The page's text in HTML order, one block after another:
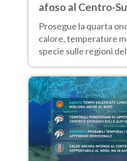
afoso al Centro-
temporali sui
Prosegue la quarta
calore, temperature
specie sulle regioni
aree montuose